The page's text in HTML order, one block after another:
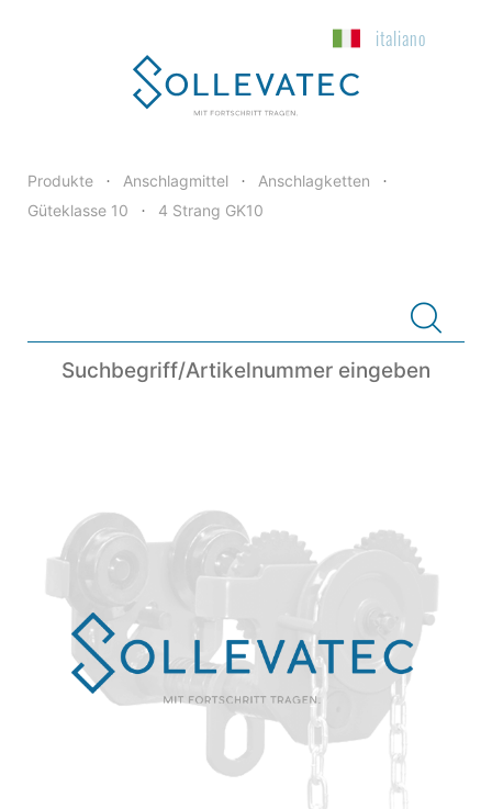
italiano
Produkte • Anschlagmittel • Anschlagketten •
Güteklasse 10 • 4 Strang GK10
Suchbegriff/Artikelnummer eingeben